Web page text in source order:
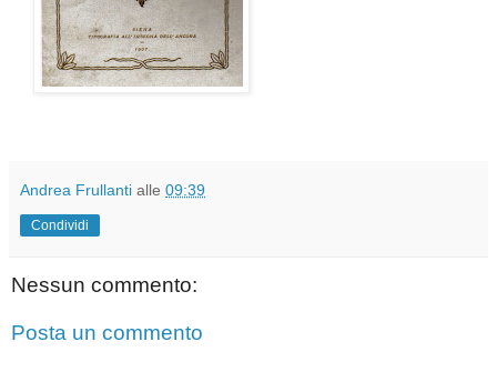
Andrea Frullanti alle 09:39
Condividi
Nessun commento:
Posta un commento